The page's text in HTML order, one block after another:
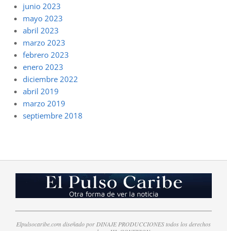
junio 2023
mayo 2023
abril 2023
marzo 2023
febrero 2023
enero 2023
diciembre 2022
abril 2019
marzo 2019
septiembre 2018
Elpulsocaribe.com diseñado por DINAJE PRODUCCIONES todos los derechos